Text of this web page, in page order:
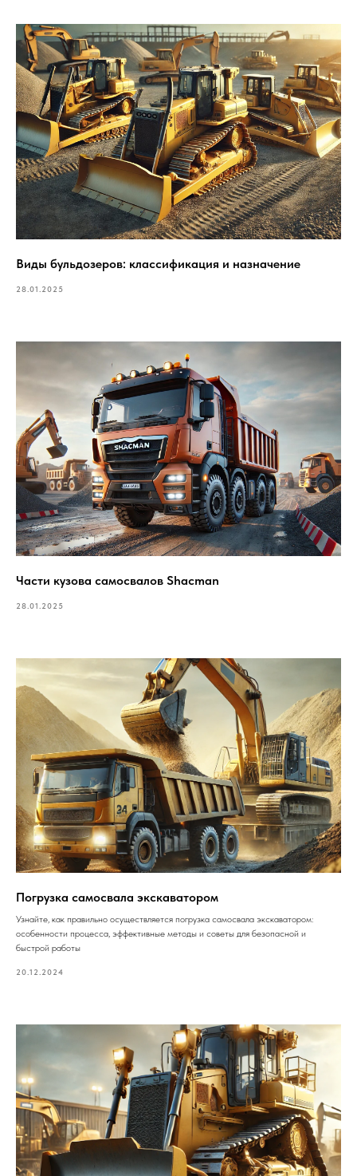
Виды бульдозеров: классификация и назначение
28.01.2025
Части кузова самосвалов Shacman
28.01.2025
Погрузка самосвала экскаватором
Узнайте, как правильно осуществляется погрузка самосвала экскаватором:
особенности процесса, эффективные методы и советы для безопасной и
быстрой работы
20.12.2024